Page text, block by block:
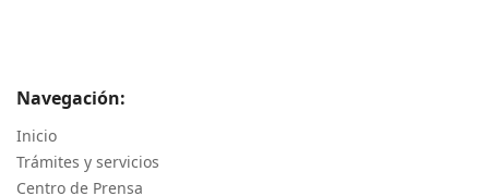
Navegación:
Inicio
Trámites y servicios
Centro de Prensa